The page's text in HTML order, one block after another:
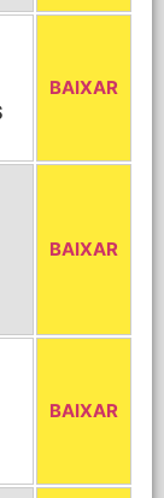
BAIXAR
BAIXAR
BAIXAR